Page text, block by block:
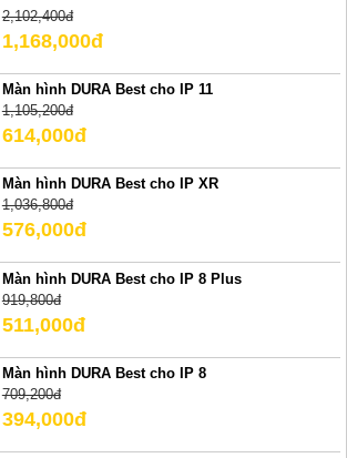
2,102,400đ
1,168,000đ
Màn hình DURA Best cho IP 11
1,105,200đ
614,000đ
Màn hình DURA Best cho IP XR
1,036,800đ
576,000đ
Màn hình DURA Best cho IP 8 Plus
919,800đ
511,000đ
Màn hình DURA Best cho IP 8
709,200đ
394,000đ